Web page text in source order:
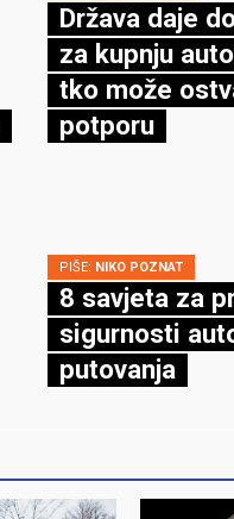
Država daje
za kupnju
tko može
potporu
PIŠE: NIKO POZNAT
8 savjeta za
sigurnosti
putovanja